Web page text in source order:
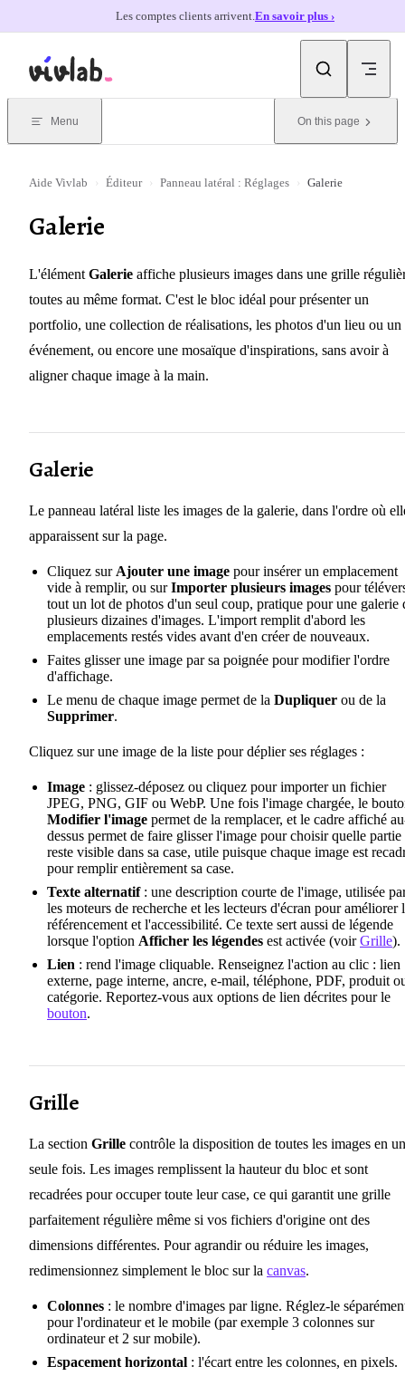
Les comptes clients arrivent. En savoir plus ›
Menu On this page
Aide Vivlab › Éditeur › Panneau latéral : Réglages › Galerie
Galerie
L'élément Galerie affiche plusieurs images dans une grille
toutes au même format. C'est le bloc idéal pour présenter un
portfolio, une collection de réalisations, les photos d'un lieu ou un
événement, ou encore une mosaïque d'inspirations, sans avoir à
aligner chaque image à la main.
Galerie
Le panneau latéral liste les images de la galerie, dans l'ordre où
apparaissent sur la page.
Cliquez sur Ajouter une image pour insérer un emplacement
vide à remplir, ou surImporter plusieurs images pour
tout un lot de photos d'un seul coup, pratique pour une galerie
plusieurs dizaines d'images. L'import remplit d'abord les
emplacements restés vides avant d'en créer de nouveaux.
Faites glisser une image par sa poignée pour modifier l'ordre
d'affichage.
Le menu de chaque image permet de la Dupliquer ou de la
Supprimer.
Cliquez sur une image de la liste pour déplier ses réglages :
Image : glissez-déposez ou cliquez pour importer un fichier
JPEG, PNG, GIF ou WebP. Une fois l'image chargée, le
Modifier l'image permet de la remplacer, et le cadre affiché
dessus permet de faire glisser l'image pour choisir quelle partie
reste visible dans sa case, utile puisque chaque image est
pour remplir entièrement sa case.
Texte alternatif: une description courte de l'image, utilisée
les moteurs de recherche et les lecteurs d'écran pour améliorer
référencement et l'accessibilité. Ce texte sert aussi de légende
lorsque l'option Afficher les légendes est activée (voirGrille).
Lien : rend l'image cliquable. Renseignez l'action au clic : lien
externe, page interne, ancre, e-mail, téléphone, PDF, produit
catégorie. Reportez-vous aux options de lien décrites pour le
bouton.
Grille
La section Grille contrôle la disposition de toutes les images en
seule fois. Les images remplissent la hauteur du bloc et sont
recadrées pour occuper toute leur case, ce qui garantit une grille
parfaitement régulière même si vos fichiers d'origine ont des
dimensions différentes. Pour agrandir ou réduire les images,
redimensionnez simplement le bloc sur la canvas.
Colonnes : le nombre d'images par ligne. Réglez-le
pour l'ordinateur et le mobile (par exemple 3 colonnes sur
ordinateur et 2 sur mobile).
Espacement horizontal : l'écart entre les colonnes, en pixels.